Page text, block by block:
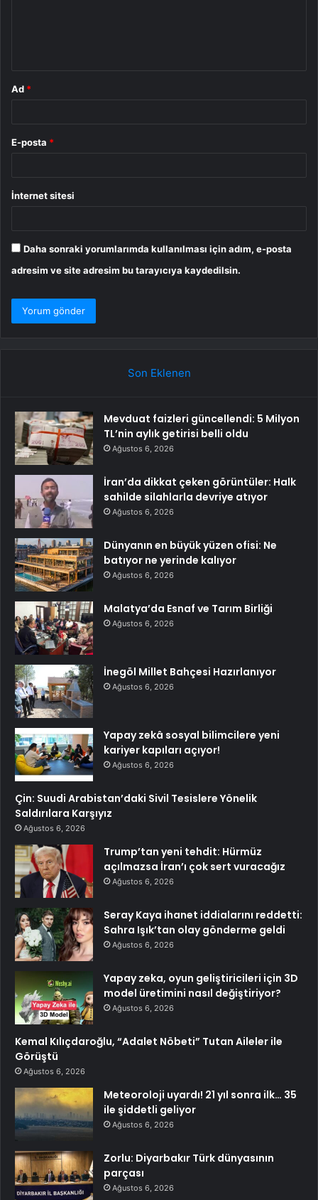
Ad *
E-posta *
İnternet sitesi
Daha sonraki yorumlarımda kullanılması için adım, e-posta
adresim ve site adresim bu tarayıcıya kaydedilsin.
Son Eklenen
Mevduat faizleri güncellendi: 5 Milyon
TL’nin aylık getirisi belli oldu
Ağustos 6, 2026
İran’da dikkat çeken görüntüler: Halk
sahilde silahlarla devriye atıyor
Ağustos 6, 2026
Dünyanın en büyük yüzen ofisi: Ne
batıyor ne yerinde kalıyor
Ağustos 6, 2026
Malatya’da Esnaf ve Tarım Birliği
Ağustos 6, 2026
İnegöl Millet Bahçesi Hazırlanıyor
Ağustos 6, 2026
Yapay zekâ sosyal bilimcilere yeni
kariyer kapıları açıyor!
Ağustos 6, 2026
Çin: Suudi Arabistan’daki Sivil Tesislere Yönelik
Saldırılara Karşıyız
Ağustos 6, 2026
Trump’tan yeni tehdit: Hürmüz
açılmazsa İran’ı çok sert vuracağız
Ağustos 6, 2026
Seray Kaya ihanet iddialarını reddetti:
Sahra Işık’tan olay gönderme geldi
Ağustos 6, 2026
Yapay zeka, oyun geliştiricileri için 3D
model üretimini nasıl değiştiriyor?
Ağustos 6, 2026
Kemal Kılıçdaroğlu, “Adalet Nöbeti” Tutan Aileler ile
Görüştü
Ağustos 6, 2026
Meteoroloji uyardı! 21 yıl sonra ilk… 35
ile şiddetli geliyor
Ağustos 6, 2026
Zorlu: Diyarbakır Türk dünyasının
parçası
Ağustos 6, 2026